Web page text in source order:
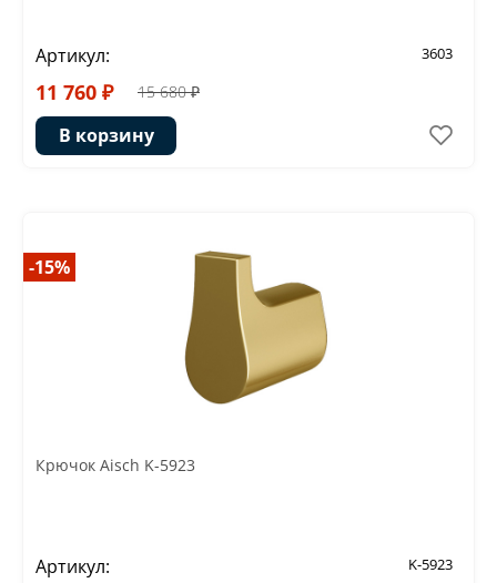
Артикул: 3603
11 760 ₽ 15 680 ₽
В корзину
-15%
Крючок Aisch K-5923
Артикул: K-5923